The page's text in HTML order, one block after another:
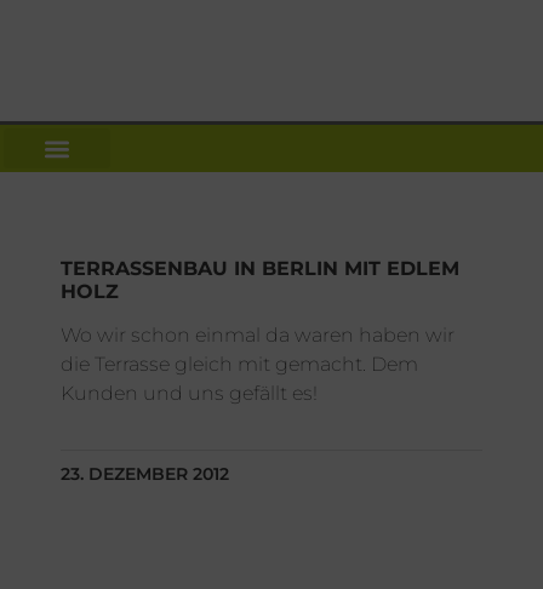
TERRASSENBAU IN BERLIN MIT EDLEM
HOLZ
Wo wir schon einmal da waren haben wir
die Terrasse gleich mit gemacht. Dem
Kunden und uns gefällt es!
23. DEZEMBER 2012